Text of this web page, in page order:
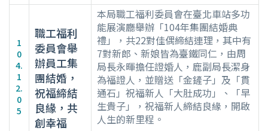
1
0
4.
1
2.
0
5
職工福利
委員會舉
辦員工集
團結婚，
祝福締結
良緣，共
創幸福
本局職工福利委員會在臺北車站多功
能展演廳舉辦「104年集團結婚典
禮」，共22對佳偶締結連理，其中有
7對新郎、新娘皆為臺鐵同仁，由周
局長永暉擔任證婚人，鹿副局長潔身
為福證人，並贈送「金鏟子」及「貫
通石」祝福新人「大肚成功」、「早
生貴子」，祝福新人締結良緣，開啟
人生的新里程。